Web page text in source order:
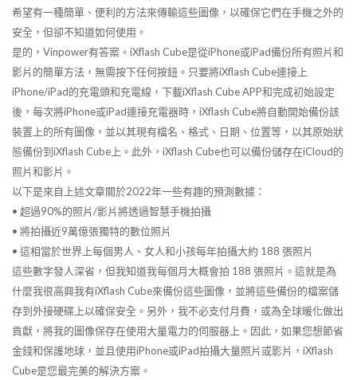
希望有一種簡單、便利的方法來傳輸這些圖像，以確保它們在手機之外的
安全，但卻不知道如何使用。
是的，Vinpower有答案。iXflash Cube是從iPhone或iPad備份所有照片和
影片的簡單方法，無需按下任何按鈕。只要將iXflash Cube連接上
iPhone/iPad的充電頭和充電線，下載iXflash Cube APP和完成初始設定
後，每次將iPhone或iPad連接充電器時，iXflash Cube將自動開始備份該
裝置上的所有圖像，並以其現有檔名、格式、日期、位置等，以其原始狀
態備份到iXflash Cube上。此外，iXflash Cube也可以備份儲存在iCloud的
照片和影片。
以下是來自上述文章關於2022年一些有趣的預測數據：
• 超過90%的照片/影片將透過智慧手機拍攝
• 將拍攝近9萬億張獨特的數位照片
• 這相當於世界上每個男人、女人和小孩每年拍攝大約 188 張照片
這些數字發人深省，但我知道我每個月大概會拍 188 張照片。這就是為
什麼我很高興我有iXflash Cube來備份這些圖像，並將這些備份的檔案儲
存到外接硬碟上以確保安全。另外，我不必支付月費，或為全球暖化做出
貢獻，將我的圖像保存在使用大量電力的伺服器上。因此，如果您想節省
金錢和保護地球，並且使用iPhone或iPad拍攝大量照片或影片，iXflash
Cube是您最完美的解決方案。